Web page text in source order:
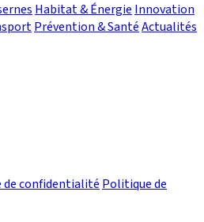
Habitat & Énergie Innovation
Prévention & SantéActualités
de confidentialité Politique de